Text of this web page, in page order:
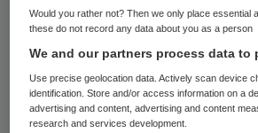
De drie inwoners van de
eisten bij de rechter dat zij
schoonmaakhulp krijgen. De
87-jarige vrouw en een
gemeente betaalt sinds kort
Would you rather not? Then we only place essential
these do not record any data about you as a person
We and our partners process data to
Use precise geolocation data. Actively scan device
identification. Store and/or access information on a
advertising and content, advertising and content
research and services development.